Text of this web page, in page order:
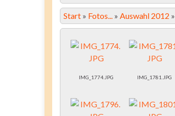
Start » Fotos... » Auswahl 2012 »
IMG_1774.JPG IMG_1781.JPG